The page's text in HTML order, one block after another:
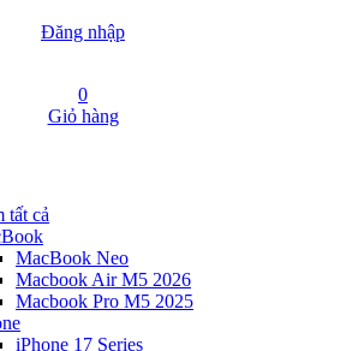
Đăng nhập
0
Giỏ hàng
tất cả
MacBook Neo
Macbook Air M5 2026
Macbook Pro M5 2025
iPhone 17 Series